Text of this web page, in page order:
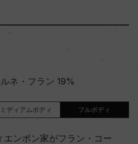
ネ・フラン 19%
ミディアムボディ フルボディ
エンポン家がフラン・コー